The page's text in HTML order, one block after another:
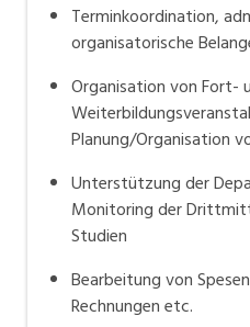
Terminkoordination,
organisatorische
Organisation von Fort-
Planung/Organisation
Unterstützung der
Monitoring der
Studien
Bearbeitung von
Rechnungen etc.